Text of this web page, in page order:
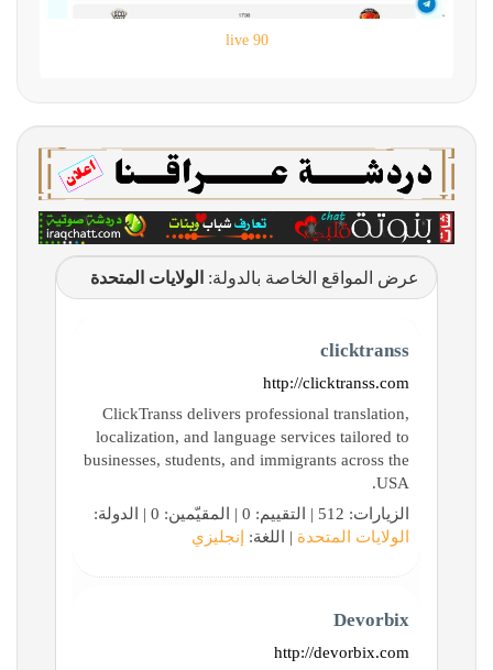
90 live
عرض المواقع الخاصة بالدولة: الولايات المتحدة
clicktranss
http://clicktranss.com
ClickTranss delivers professional translation,
localization, and language services tailored to
businesses, students, and immigrants across the
USA.
الزيارات: 512 | التقييم: 0 | المقيّمين: 0 | الدولة:
الولايات المتحدة | اللغة: إنجليزي
Devorbix
http://devorbix.com